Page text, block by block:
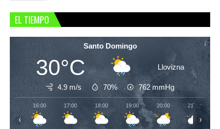
EL TIEMPO
Santo Domingo
30°C Llovizna
4.9 m/s 70% 762mmHg
16:00 17:00 18:00 19:00 20:00 21:00
‹ ›